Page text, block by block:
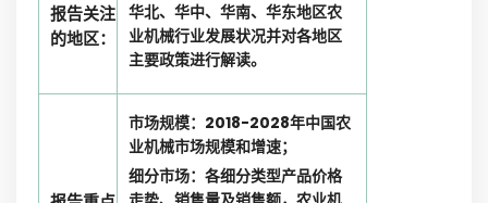
报告关注
的地区：
华北、华中、华南、华东地区农
业机械行业发展状况并对各地区
主要政策进行解读。
市场规模：2018-2028年中国农
业机械市场规模和增速；
细分市场：各细分类型产品价格